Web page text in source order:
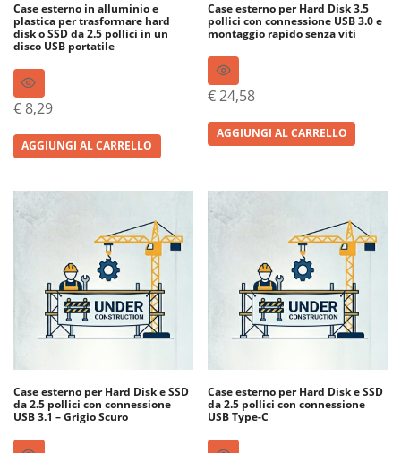
Case esterno in alluminio e
plastica per trasformare hard
disk o SSD da 2.5 pollici in un
disco USB portatile
€ 8,29
AGGIUNGI AL CARRELLO
Case esterno per Hard Disk 3.5
pollici con connessione USB 3.0 e
montaggio rapido senza viti
€24,58
AGGIUNGI AL CARRELLO
Case esterno per Hard Disk e SSD
da 2.5 pollici con connessione
USB 3.1 – Grigio Scuro
Case esterno per Hard Disk e SSD
da 2.5 pollici con connessione
USB Type-C